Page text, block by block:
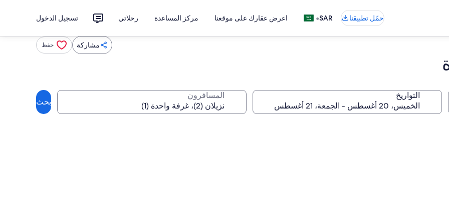
حمّل تطبيقنا SAR
• اعرض عقارك على موقعنا مركز المساعدة رحلاتي تسجيل الدخول
مشاركة حفظ
التواريخ المسافرون
بحث